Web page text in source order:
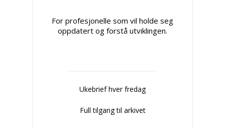
For profesjonelle som vil holde seg
oppdatert og forstå utviklingen.
Ukebrief hver fredag
Full tilgang til arkivet